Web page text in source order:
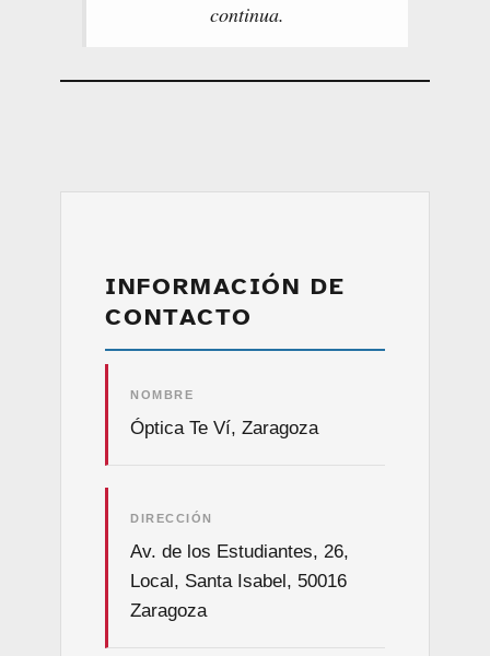
continua.
INFORMACIÓN DE
CONTACTO
NOMBRE
Óptica Te Ví, Zaragoza
DIRECCIÓN
Av. de los Estudiantes, 26,
Local, Santa Isabel, 50016
Zaragoza